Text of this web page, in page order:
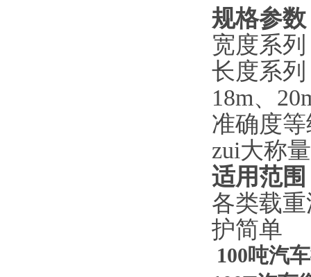
规格参数
宽度系列
长度系列
18m、
准确度
zui大称
适用范
各类载
护简单
100吨汽